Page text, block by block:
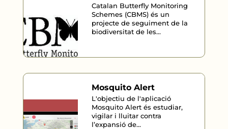
Catalan Butterfly Monitoring
Schemes (CBMS) és un
projecte de seguiment de la
biodiversitat de les...
Mosquito Alert
L'objectiu de l'aplicació
Mosquito Alert és estudiar,
vigilar i lluitar contra
l’expansió de...